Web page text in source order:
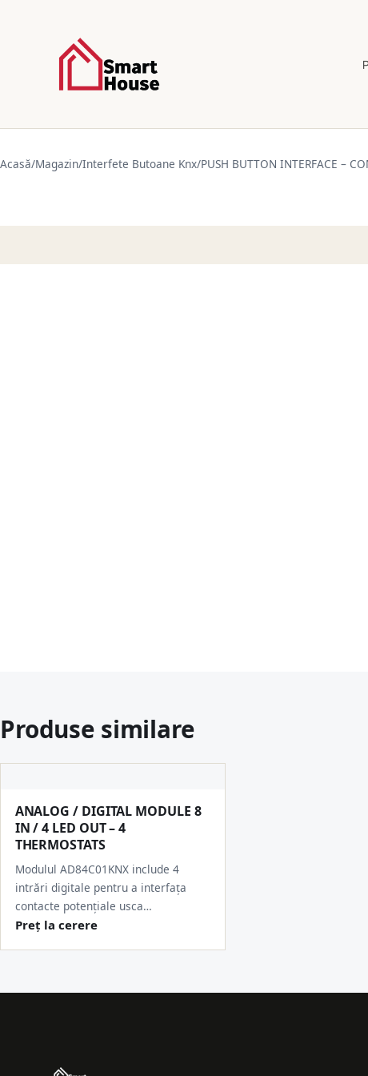
Acasă/Magazin/Interfete Butoane Knx/PUSH BUTTON INTERFACE –
Produse similare
ANALOG / DIGITAL MODULE 8
IN / 4 LED OUT – 4
THERMOSTATS
Modulul AD84C01KNX include 4
intrări digitale pentru a interfața
contacte potențiale usca…
Preț la cerere